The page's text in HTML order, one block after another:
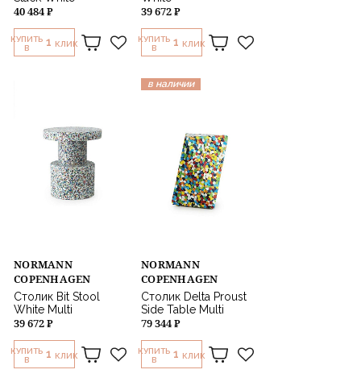
40 484 ₽
КУПИТЬ
В
1 КЛИК
39 672 ₽
КУПИТЬ
В
1 КЛИК
NORMANN
COPENHAGEN
Столик Bit Stool
White Multi
39 672 ₽
КУПИТЬ
В
1 КЛИК
в наличии
NORMANN
COPENHAGEN
Столик Delta Proust
Side Table Multi
79 344 ₽
КУПИТЬ
В
1 КЛИК